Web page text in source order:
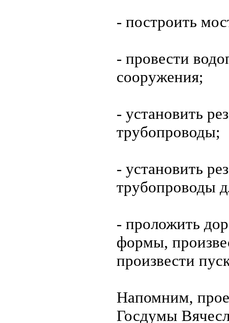
- построить
- провести
сооружения;
- установить
трубопроводы;
- установить
трубопроводы
- проложить
формы,
произвести
Напомним,
Госдумы